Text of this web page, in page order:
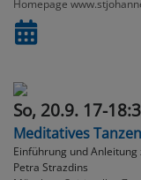
Homepage
So, 20.9. 17-
Meditatives Tanzen
Einführung und
Petra Strazdins